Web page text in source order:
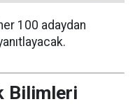
100 adaydan
Bilimleri